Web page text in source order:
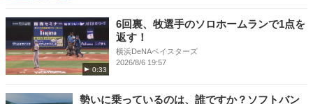
0:33
6回裏、牧選手のソロホームランで1点を
返す！
横浜DeNAベイスターズ
2026/8/6 19:57
勢いに乗っているのは、誰ですか？ソフトバン